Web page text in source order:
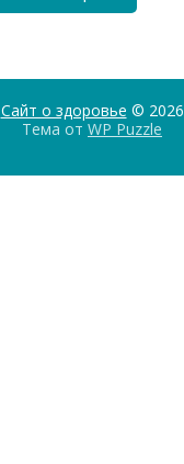
Сайт о здоровье © 2026
Тема от WP Puzzle